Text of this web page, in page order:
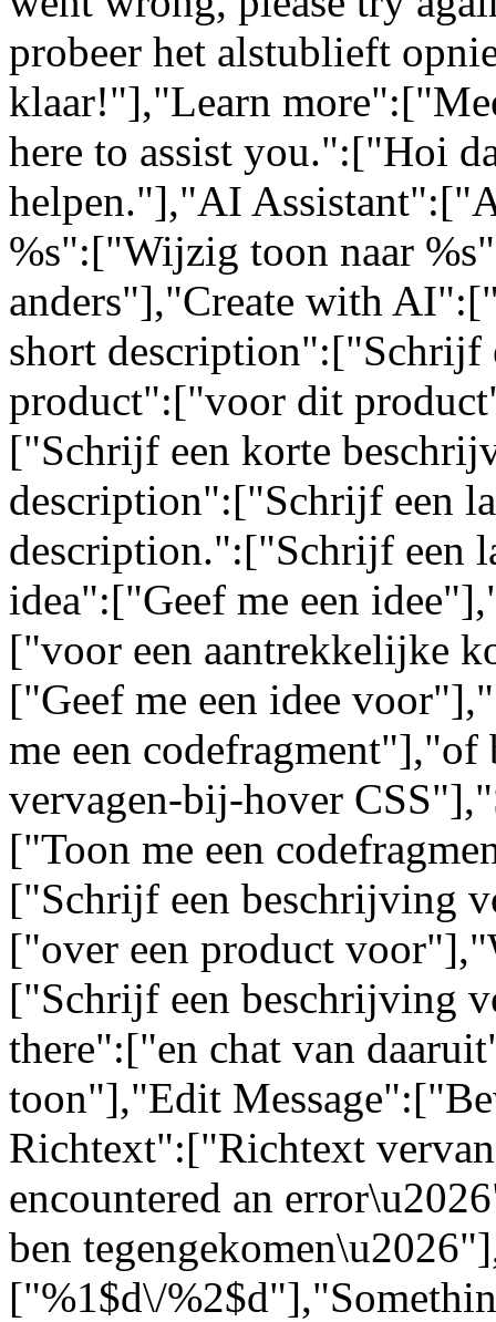
probeer het alstublieft
klaar!"],"Learn
here to assist you.":["Hoi
helpen."],"AI
%s":["Wijzig toon naar
anders"],"Create with
short
product":["voor dit
["Schrijf een korte
description":["Schrijf een
description.":["Schrijf een
idea":["Geef me een
["voor een aantrekkelijke
["Geef me een idee
me een
vervagen-bij-hover
["Toon me een
["Schrijf een beschrijving
["over een product
["Schrijf een beschrijving
there":["en chat van
toon"],"Edit
Richtext":["Richtext
encountered an
ben
["%1$d\/